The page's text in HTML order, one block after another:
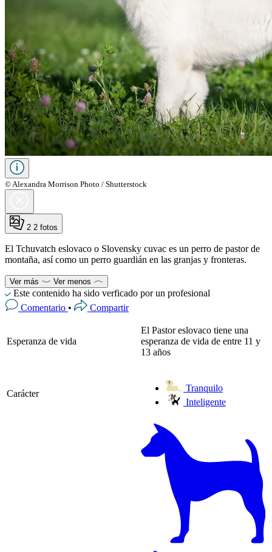
© Alexandra Morrison Photo / Shutterstock
2 2 fotos
El Tchuvatch eslovaco o Slovensky cuvac es un perro de pastor de
montaña, así como un perro guardián en las granjas y fronteras.
Ver más Ver menos
Este contenido ha sido verficado por un profesional
Comentario • Compartir
Esperanza de vida
El Pastor eslovaco tiene una
esperanza de vida de entre 11 y
13 años
Carácter
Tranquilo
Inteligente